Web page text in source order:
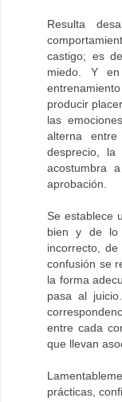
Resulta
castigo; es
miedo. Y
producir
las
alterna
desprecio,
acostumbra
aprobación.
Se establece
bien y de lo
incorrecto,
confusión se
la forma
pasa al
entre cada
que llevan
prácticas,